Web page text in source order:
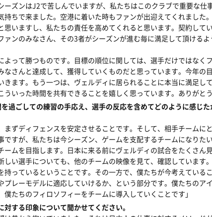
ーズンはJ2で苦しんでいますが、私たちはこのクラブで重要な仕
持ちで来ました。空港に着いた時もファンが出迎えてくれました
思いますし、私たちの責任を高めてくれると思います。契約して
ァンのみなさん、その3者がシーズンが進む毎に満足して頂ける
よって勝つものです。目標の順位に関しては、選手だけではなく
なさんと達成して、獲得していくものだと思っています。今年の
きます。もう一つは、ヴェルディに居られることに本当に満足し
ういった時間を共有できることを嬉しく思っています。ありがとう
ごしての練習の手応え、選手の反応を含めてどのように感じた
まずディフェンスを安定させることです。そして、相手チームに
ですが、私たちは今シーズン、ゲームを支配するチームになりた
ームを目指します。日本に来る前にヴェルディの試合をたくさん
しい選手についても、他のチームの映像を見て、確認しています
持っているということです。その一方で、僕たちが今考えている
プレーモデルに適応していけるか、という部分です。僕たちのア
たちのフィロソフィーをチームに導入していくことです」
する印象について聞かせてください。